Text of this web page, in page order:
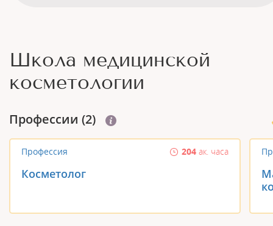
Школа медицинской
косметологии
Профеcсии (2)
Профессия 204 ак. часа
Косметолог